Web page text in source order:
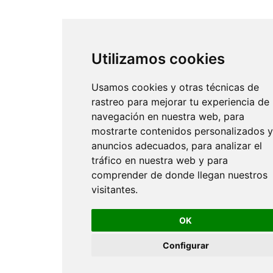
Utilizamos cookies
Usamos cookies y otras técnicas de
rastreo para mejorar tu experiencia de
navegación en nuestra web, para
mostrarte contenidos personalizados y
anuncios adecuados, para analizar el
tráfico en nuestra web y para
comprender de donde llegan nuestros
visitantes.
OK
Configurar